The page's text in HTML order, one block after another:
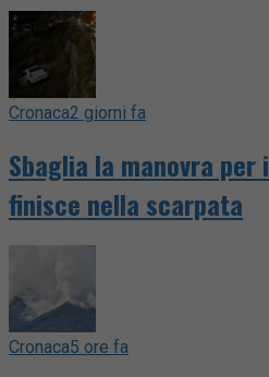
Cronaca2 giorni fa
Sbaglia la manovra
finisce nella scarpata
Cronaca5 ore fa